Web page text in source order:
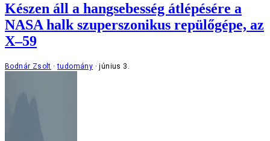
Készen áll a hangsebesség átlépésére a
NASA halk szuperszonikus repülőgépe, az
X–59
Bodnár Zsolt tudomány június 3.